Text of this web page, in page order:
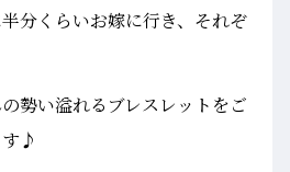
分くらいお嫁に行き、それぞ
勢い溢れるブレスレットをご
す♪